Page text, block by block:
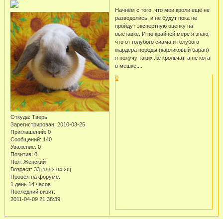
Откуда: Тверь
Зарегистрирован: 2010-03-25
Приглашений: 0
Сообщений: 140
Уважение: 0
Позитив: 0
Пол: Женский
Возраст: 33 [1993-04-26]
Провел на форуме:
1 день 14 часов
Последний визит:
2011-04-09 21:38:39
Начнём с того, что мои кроли ещё не
разводолись, и не будут пока не
пройдут экспертную оценку на
выставке. И по крайней мере я знаю,
что от голубого сиама и голубого
мардера породы (карликовый баран)
я получу таких же крольчат, а не кота
в мешке....
0